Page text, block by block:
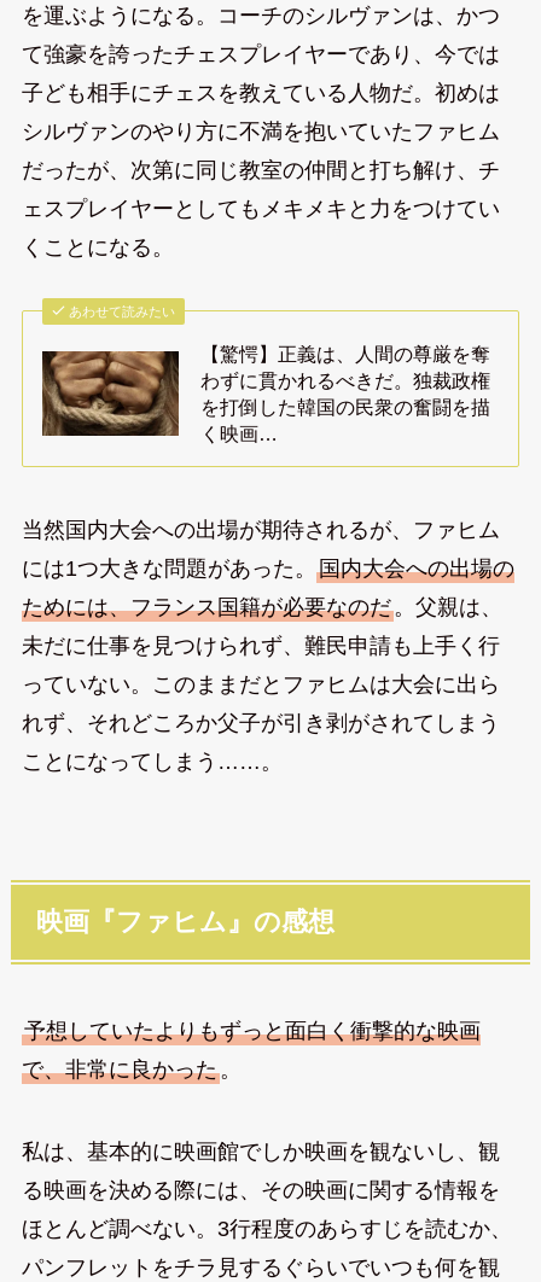
を運ぶようになる。コーチのシルヴァンは、かつ
て強豪を誇ったチェスプレイヤーであり、今では
子ども相手にチェスを教えている人物だ。初めは
シルヴァンのやり方に不満を抱いていたファヒム
だったが、次第に同じ教室の仲間と打ち解け、チ
ェスプレイヤーとしてもメキメキと力をつけてい
くことになる。
あわせて読みたい
【驚愕】正義は、人間の尊厳を奪
わずに貫かれるべきだ。独裁政権
を打倒した韓国の民衆の奮闘を描
く映画…
当然国内大会への出場が期待されるが、ファヒム
には1つ大きな問題があった。 国内大会への出場の
ためには、フランス国籍が必要なのだ。父親は、
未だに仕事を見つけられず、難民申請も上手く行
っていない。このままだとファヒムは大会に出ら
れず、それどころか父子が引き剥がされてしまう
ことになってしまう……。
映画『ファヒム』の感想
予想していたよりもずっと面白く衝撃的な映画
で、非常に良かった。
私は、基本的に映画館でしか映画を観ないし、観
る映画を決める際には、その映画に関する情報を
ほとんど調べない。3行程度のあらすじを読むか、
パンフレットをチラ見するぐらいでいつも何を観